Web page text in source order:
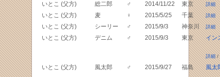
いとこ (父方) 総二郎 ♂ 2014/11/22 東京 詳細
いとこ (父方) 麦 ♀ 2015/5/25 千葉 詳細
いとこ (父方) シーリー ♂ 2015/9/3 神奈川 詳細
いとこ (父方) デニム ♂ 2015/9/3 東京 イン
詳細/
いとこ (父方) 風太郎 ♂ 2015/9/27 福島 風太